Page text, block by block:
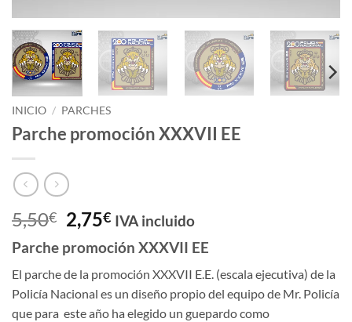
INICIO / PARCHES
Parche promoción XXXVII EE
5,50€ El
precio
original
era:
5,50€.
2,75€El
precio
actual
es:
2,75€.
IVA incluido
Parche promoción XXXVII EE
El parche de la promoción XXXVII E.E. (escala ejecutiva) de la
Policía Nacional es un diseño propio del equipo de Mr. Policía
que para este año ha elegido un guepardo como